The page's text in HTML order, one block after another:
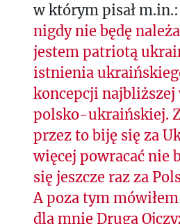
w którym pisał m.in.:
nigdy nie będę
jestem patriotą
istnienia
koncepcji
polsko-ukraińskiej.
przez to biję się za
więcej powracać nie
się jeszcze raz za
A poza tym
dla mnie Drugą